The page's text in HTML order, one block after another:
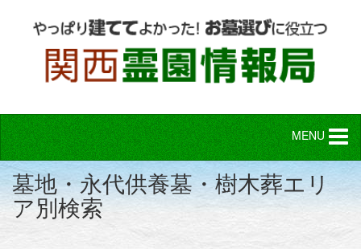
MENU
墓地・永代供養墓・樹木葬エリ
ア別検索